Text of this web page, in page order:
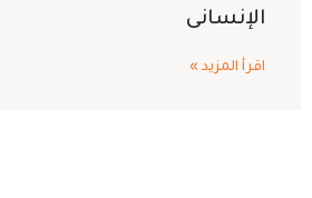
الإنسانى
اقرأ المزيد »